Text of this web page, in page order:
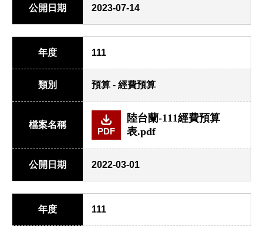
公開日期 2023-07-14
年度 111
類別 預算 - 經費預算
檔案名稱
PDF
陸台蘭-111經費預算
表.pdf
公開日期 2022-03-01
年度 111